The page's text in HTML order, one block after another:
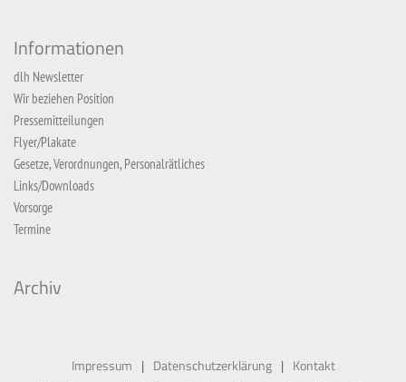
Informationen
dlh Newsletter
Wir beziehen Position
Pressemitteilungen
Flyer/Plakate
Gesetze, Verordnungen, Personalrätliches
Links/Downloads
Vorsorge
Termine
Archiv
Impressum Datenschutzerklärung
Kontakt